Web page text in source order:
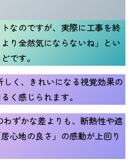
なのですが、実際に工事を終
り全然気にならないね」とい
です。
しく、きれいになる視覚効果の
く感じられます。
わずかな差よりも、断熱性や遮
心地の良さ」の感動が上回り